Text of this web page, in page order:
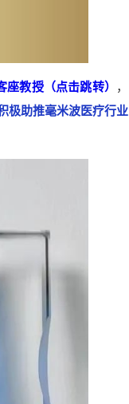
教授（点击跳转）
，
极助推毫米波医疗行业